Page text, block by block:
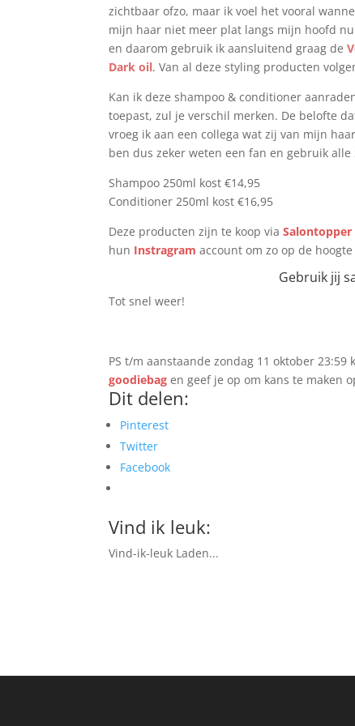
zichtbaar ofzo, maar ik voel het vooral
mijn haar niet meer plat langs mijn hoofd
en daarom gebruik ik aansluitend graag de
Dark oil. Van al deze styling producten
Kan ik deze shampoo & conditioner
toepast, zul je verschil merken. De belofte
vroeg ik aan een collega wat zij van mijn
ben dus zeker weten een fan en gebruik
Shampoo 250ml kost €14,95
Conditioner 250ml kost €16,95
Deze producten zijn te koop viaSalontopper
hun Instragram account om zo op de
Gebruik jij
Tot snel weer!
PS t/m aanstaande zondag 11 oktober
goodiebag en geef je op om kans te maken
Dit delen:
Pinterest
Twitter
Facebook
Vind ik leuk:
Vind-ik-leuk Laden...